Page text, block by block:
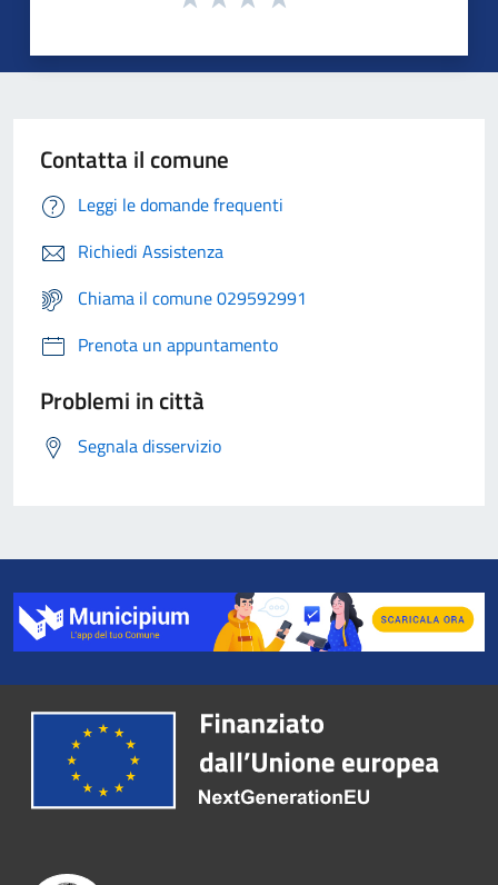
Contatta il comune
Leggi le domande frequenti
Richiedi Assistenza
Chiama il comune 029592991
Prenota un appuntamento
Problemi in città
Segnala disservizio